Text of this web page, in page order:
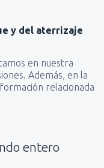
y del aterrizaje
en nuestra
Además, en la
relacionada
entero